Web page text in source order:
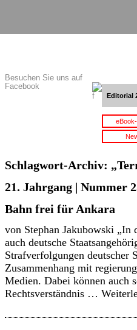
Besuchen Sie uns auf
Facebook
Editorial
Schlagwort-Archiv:
21. Jahrgang | Nummer
Bahn frei für Ankara
von Stephan Jakubowski „In
auch deutsche
Strafverfolgungen deutscher
Zusammenhang mit
Medien. Dabei können auch
Rechtsverständnis …